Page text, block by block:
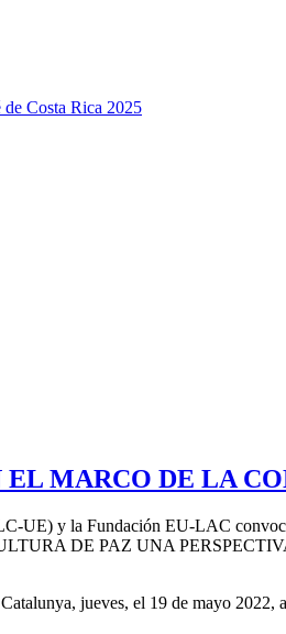
Costa Rica 2025
MARCO DE LA
UE) y la Fundación EU-LAC
DE PAZ UNA
jueves, el 19 de mayo